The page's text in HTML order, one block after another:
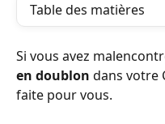
Table des matières
Si vous avez
en doublon dans votre
faite pour vous.